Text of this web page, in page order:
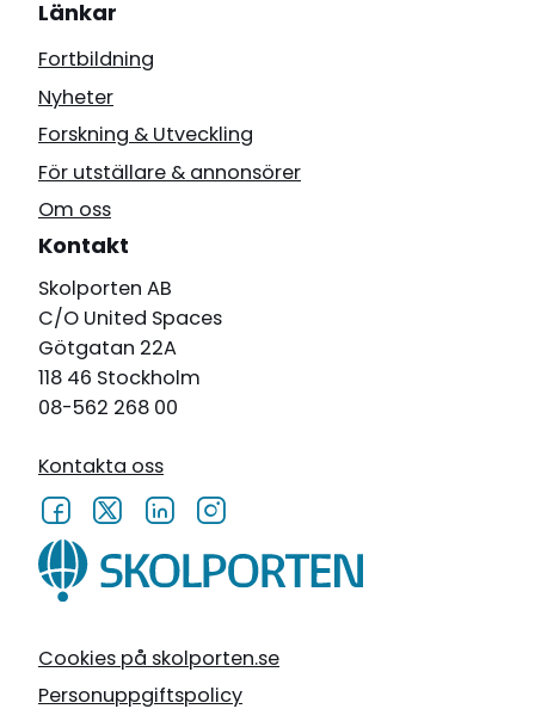
Cookies på skolporten.se
Personuppgiftspolicy
Länkar
Fortbildning
Nyheter
Forskning & Utveckling
För utställare & annonsörer
Om oss
Kontakt
Skolporten AB
C/O United Spaces
Götgatan 22A
118 46 Stockholm
08-562 268 00
Kontakta oss